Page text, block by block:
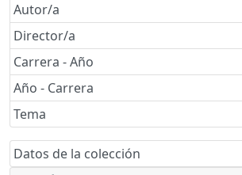
Autor/a
Director/a
Carrera - Año
Año - Carrera
Tema
Datos de la colección